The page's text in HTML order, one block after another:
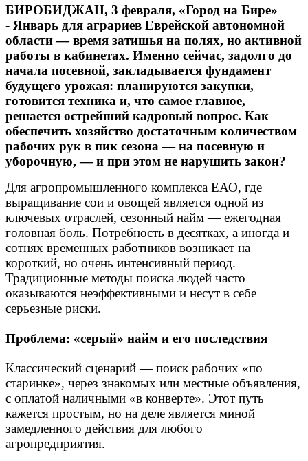
посевную
и
уборку
без
рисков
БИРОБИДЖАН, 3 февраля, «Город на Бире»
- Январь для аграриев Еврейской автономной
области — время затишья на полях, но активной
работы в кабинетах. Именно сейчас, задолго до
начала посевной, закладывается фундамент
будущего урожая: планируются закупки,
готовится техника и, что самое главное,
решается острейший кадровый вопрос. Как
обеспечить хозяйство достаточным количеством
рабочих рук в пик сезона — на посевную и
уборочную, — и при этом не нарушить закон?
Для агропромышленного комплекса ЕАО, где
выращивание сои и овощей является одной из
ключевых отраслей, сезонный найм — ежегодная
головная боль. Потребность в десятках, а иногда и
сотнях временных работников возникает на
короткий, но очень интенсивный период.
Традиционные методы поиска людей часто
оказываются неэффективными и несут в себе
серьезные риски.
Проблема: «серый» найм и его последствия
Классический сценарий — поиск рабочих «по
старинке», через знакомых или местные объявления,
с оплатой наличными «в конверте». Этот путь
кажется простым, но на деле является миной
замедленного действия для любого
агропредприятия.